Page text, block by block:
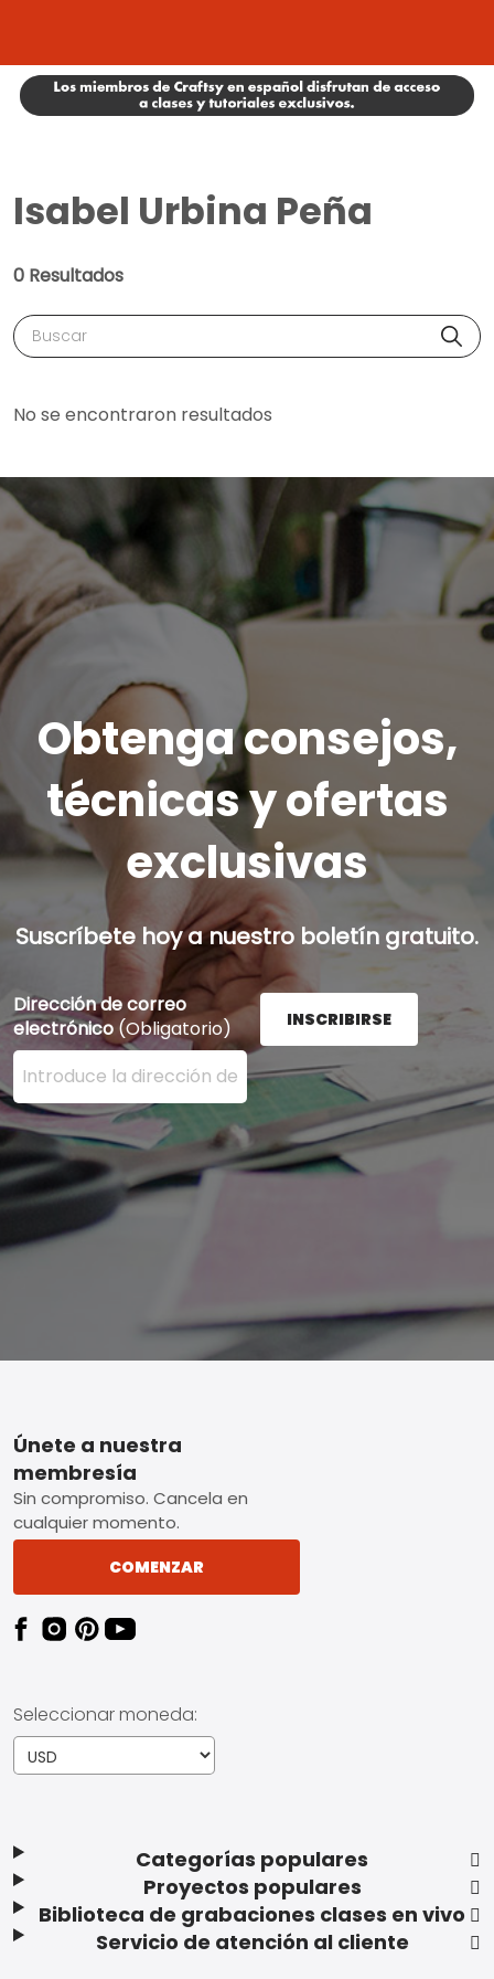
Isabel Urbina Peña
0 Resultados
Buscar
No se encontraron resultados
Obtenga consejos,
técnicas y ofertas
exclusivas
Suscríbete hoy a nuestro boletín gratuito.
Dirección de correo
electrónico (Obligatorio)
Ingrese su dirección de correo electrónico aquí y
INSCRIBIRSE
Footer
Categorías populares
Proyectos populares
Biblioteca de grabaciones clases en vivo
Servicio de atención al cliente
Únete a nuestra
membresía
Sin compromiso. Cancela en
cualquier momento.
COMENZAR
Seleccionar moneda: